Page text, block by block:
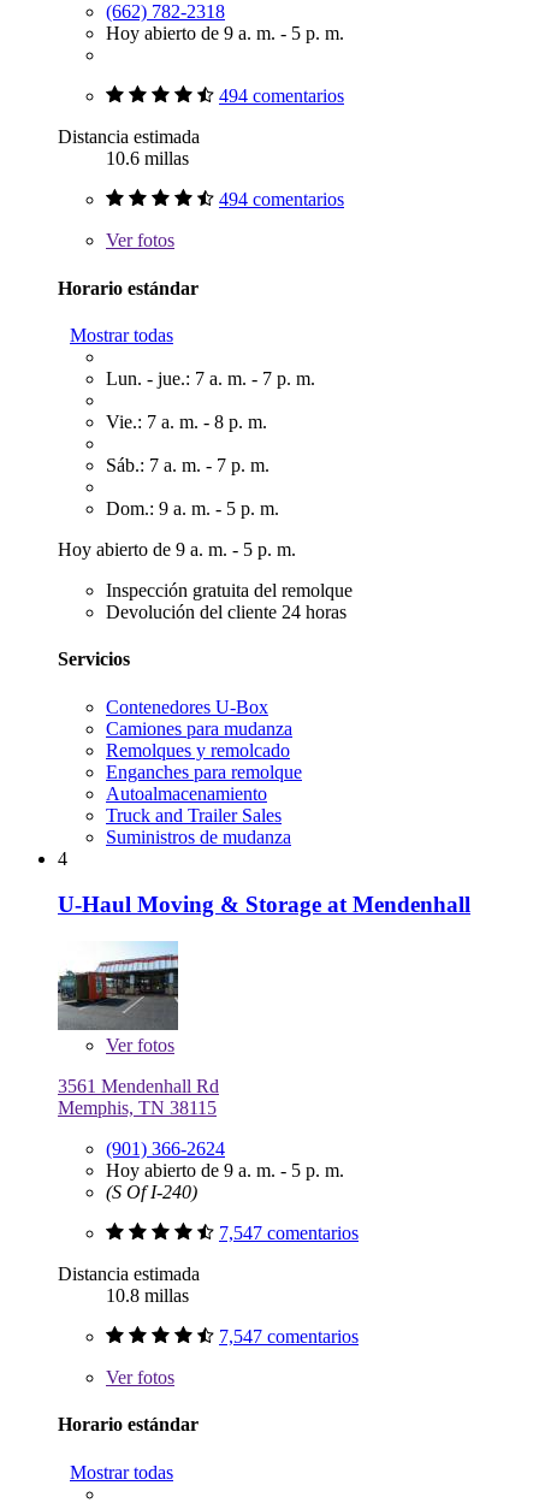
(662) 782-2318
Hoy abierto de 9 a. m. - 5 p. m.
494 comentarios
Distancia estimada
10.6 millas
494 comentarios
Verfotos
Horario estándar
Mostrar todas
Lun. - jue.: 7 a. m. - 7 p. m.
Vie.: 7 a. m. - 8 p. m.
Sáb.: 7 a. m. - 7 p. m.
Dom.: 9 a. m. - 5 p. m.
Hoy abierto de 9 a. m. - 5 p. m.
Inspección gratuita del remolque
Devolución del cliente 24 horas
Servicios
Contenedores U-Box
Camiones para mudanza
Remolques y remolcado
Enganches para remolque
Autoalmacenamiento
Truck and Trailer Sales
Suministros de mudanza
4
U-Haul Moving & Storage at Mendenhall
Verfotos
3561 Mendenhall Rd
Memphis, TN 38115
(901) 366-2624
Hoy abierto de 9 a. m. - 5 p. m.
(S Of I-240)
7,547 comentarios
Distancia estimada
10.8 millas
7,547 comentarios
Verfotos
Horario estándar
Mostrar todas